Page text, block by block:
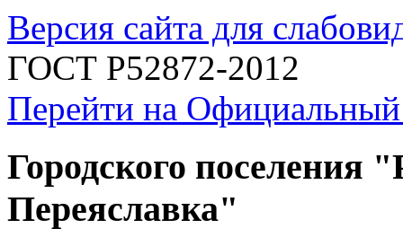
Версия сайта для
ГОСТ Р52872-2012
Перейти на
Городского поселения
Переяславка"